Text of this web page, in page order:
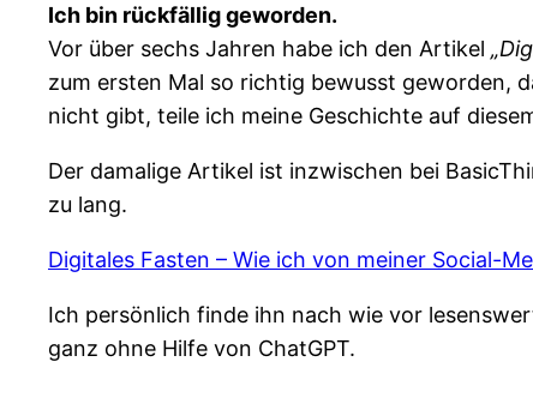
Ich bin rückfällig geworden.
Vor über sechs Jahren habe ich den Artikel
zum ersten Mal so richtig bewusst geworden,
nicht gibt, teile ich meine Geschichte auf
Der damalige Artikel ist inzwischen bei
zu lang.
Digitales Fasten – Wie ich von meiner Social-
Ich persönlich finde ihn nach wie vor
ganz ohne Hilfe von ChatGPT.